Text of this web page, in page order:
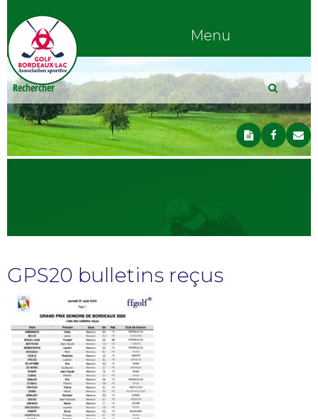
Menu
GPS20 bulletins reçus